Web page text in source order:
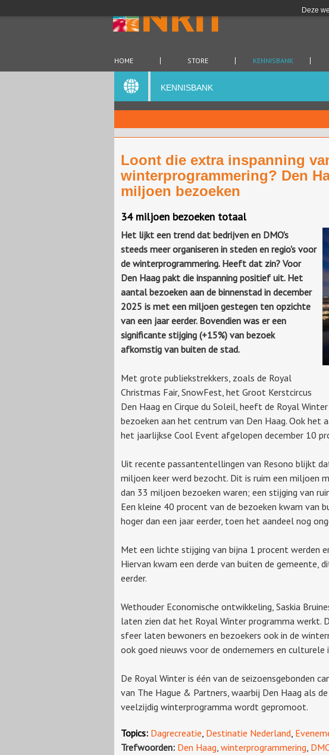
Deze
HOME STORE KENNISBANK
KENNISBANK
Loont die extra inspanning
winterprogrammering? Den
miljoen bezoeken
34 miljoen bezoeken totaal
Het lijkt een trend dat bedrijven en DMO's
steeds meer organiseren in steden en regio's voor
de winterprogrammering. Heeft dat zin? Voor
Den Haag pakt die inspanning positief uit. Het
aantal bezoeken aan de binnenstad in december
2025 is met een miljoen gestegen ten opzichte
van een jaar eerder. Bovendien was er een
significante stijging (+15%) van bezoek
afkomstig van buiten de stad.
Met grote publiekstrekkers, zoals de Royal
Christmas Fair, SnowFest, het Groot Kerstcircus
Den Haag en Cirque du Soleil, heeft de Royal
bezoeken aan het centrum van Den Haag. Ook het
het jaarlijkse Cool Event afgelopen december 10
Uit recente passantentellingen van Resono blijkt
miljoen keer werd bezocht. Dit is ruim een miljoen
dan 33 miljoen bezoeken waren; een stijging van
Een kleine 40 procent van de bezoeken kwam van
hoger dan een jaar eerder, toen het aandeel nog
Met een lichte stijging van bijna 1 procent werden
Hiervan kwam een derde van buiten de gemeente,
eerder.
Wethouder Economische ontwikkeling, Saskia
laten zien dat het Royal Winter programma werkt.
sfeer laten bewoners en bezoekers ook in de
ook goed nieuws voor de ondernemers en culturele
De Royal Winter is één van de seizoensgebonden
van The Hague & Partners, waarbij Den Haag als
veelzijdig winterprogramma wordt gepromoot.
Topics: Dagrecreatie Destinatie Nederland
Trefwoorden: Den Haag winterprogrammering